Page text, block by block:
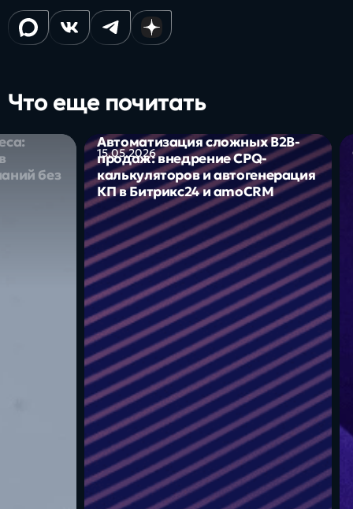
Что еще почитать
без
15.05.2026
Автоматизация сложных B2B-
продаж: внедрение CPQ-
калькуляторов и автогенерация
КП в Битрикс24 и amoCRM